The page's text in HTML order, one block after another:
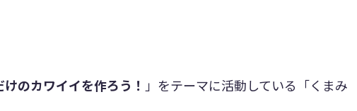
けのカワイイを作ろう！ 」をテーマに活動している「くまみ